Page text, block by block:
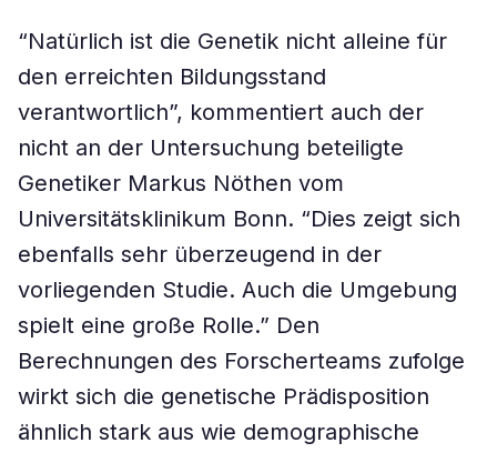
“Natürlich ist die Genetik nicht alleine für
den erreichten Bildungsstand
verantwortlich”, kommentiert auch der
nicht an der Untersuchung beteiligte
Genetiker Markus Nöthen vom
Universitätsklinikum Bonn. “Dies zeigt sich
ebenfalls sehr überzeugend in der
vorliegenden Studie. Auch die Umgebung
spielt eine große Rolle.” Den
Berechnungen des Forscherteams zufolge
wirkt sich die genetische Prädisposition
ähnlich stark aus wie demographische